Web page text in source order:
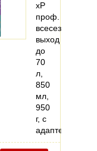
xP
проф.
всесезонная
выход
до
70
л,
850
мл,
950
г, с
адаптером